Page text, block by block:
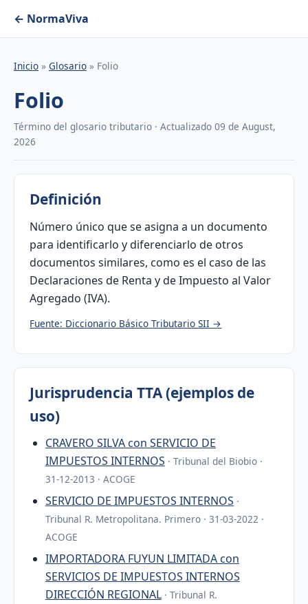
← NormaViva
Inicio » Glosario » Folio
Folio
Término del glosario tributario · Actualizado 09 de August,
2026
Definición
Número único que se asigna a un documento
para identificarlo y diferenciarlo de otros
documentos similares, como es el caso de las
Declaraciones de Renta y de Impuesto al Valor
Agregado (IVA).
Fuente: Diccionario Básico Tributario SII →
Jurisprudencia TTA (ejemplos de
uso)
CRAVERO SILVA con SERVICIO DE
IMPUESTOS INTERNOS · Tribunal del Biobio ·
31-12-2013 · ACOGE
SERVICIO DE IMPUESTOS INTERNOS ·
Tribunal R. Metropolitana. Primero · 31-03-2022 ·
ACOGE
IMPORTADORA FUYUN LIMITADA con
SERVICIOS DE IMPUESTOS INTERNOS
DIRECCIÓN REGIONAL · Tribunal R.